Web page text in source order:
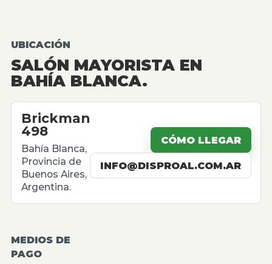
UBICACIÓN
SALÓN MAYORISTA EN
BAHÍA BLANCA.
Brickman
498
Bahía Blanca,
Provincia de
Buenos Aires,
Argentina.
CÓMO LLEGAR
INFO@DISPROAL.COM.AR
MEDIOS DE
PAGO